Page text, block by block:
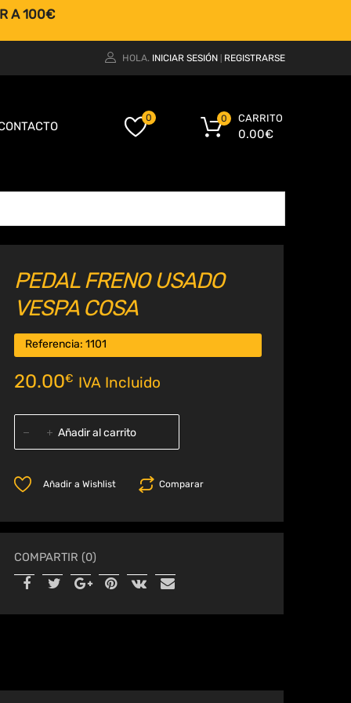
A 100€
HOLA. INICIAR SESIÓN REGISTRARSE
0 CARRITO
0.00€
0
PEDAL FRENO USADO
VESPA COSA
Referencia: 1101
20.00€ IVA Incluido
Añadir al carrito
Comparar
Añadir a Wishlist
COMPARTIR (0)